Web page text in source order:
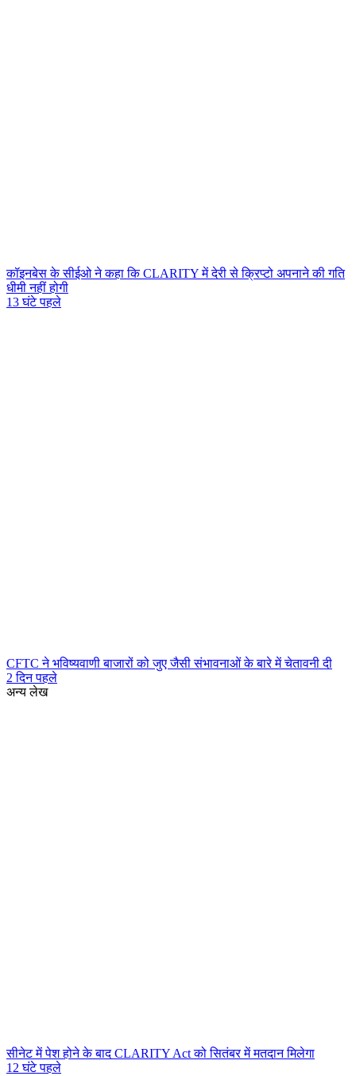
कॉइनबेस के सीईओ ने कहा कि CLARITY में देरी से क्रिप्टो अपनाने की गति
धीमी नहीं होगी
13 घंटे पहले
CFTC ने भविष्यवाणी बाजारों को जुए जैसी संभावनाओं के बारे में चेतावनी दी
2 दिन पहले
अन्य लेख
सीनेट में पेश होने के बाद CLARITY Act को सितंबर में मतदान मिलेगा
12 घंटे पहले